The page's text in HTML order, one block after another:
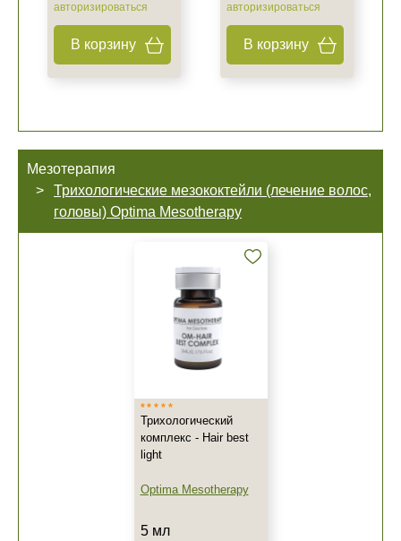
авторизироваться
В корзину
авторизироваться
В корзину
Мезотерапия
Трихологические мезококтейли (лечение волос,
головы) Optima Mesotherapy
Трихологический
комплекс - Hair best
light
Optima Mesotherapy
5 мл